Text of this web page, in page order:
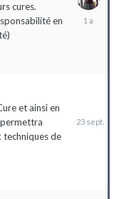
cures.
en
28
et ainsi en
techniques de
2023